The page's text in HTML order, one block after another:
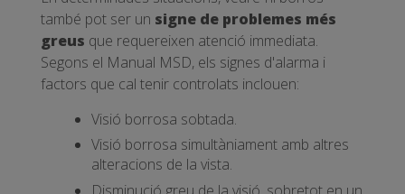
també pot ser un signe de problemes més
greus que requereixen atenció immediata.
Segons el Manual MSD, els signes d'alarma i
factors que cal tenir controlats inclouen:
Visió borrosa sobtada.
Visió borrosa simultàniament amb altres
alteracions de la vista.